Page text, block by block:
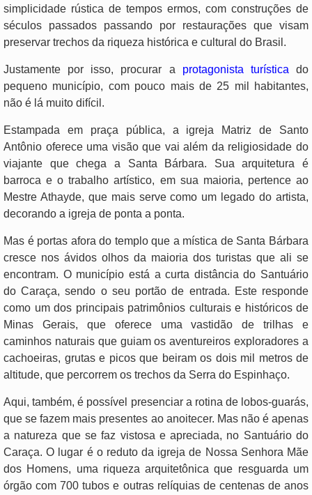
simplicidade rústica de tempos ermos, com construções de
séculos passados passando por restaurações que visam
preservar trechos da riqueza histórica e cultural do Brasil.
Justamente por isso, procurar a protagonista turística do
pequeno município, com pouco mais de 25 mil habitantes,
não é lá muito difícil.
Estampada em praça pública, a igreja Matriz de Santo
Antônio oferece uma visão que vai além da religiosidade do
viajante que chega a Santa Bárbara. Sua arquitetura é
barroca e o trabalho artístico, em sua maioria, pertence ao
Mestre Athayde, que mais serve como um legado do artista,
decorando a igreja de ponta a ponta.
Mas é portas afora do templo que a mística de Santa Bárbara
cresce nos ávidos olhos da maioria dos turistas que ali se
encontram. O município está a curta distância do Santuário
do Caraça, sendo o seu portão de entrada. Este responde
como um dos principais patrimônios culturais e históricos de
Minas Gerais, que oferece uma vastidão de trilhas e
caminhos naturais que guiam os aventureiros exploradores a
cachoeiras, grutas e picos que beiram os dois mil metros de
altitude, que percorrem os trechos da Serra do Espinhaço.
Aqui, também, é possível presenciar a rotina de lobos-guarás,
que se fazem mais presentes ao anoitecer. Mas não é apenas
a natureza que se faz vistosa e apreciada, no Santuário do
Caraça. O lugar é o reduto da igreja de Nossa Senhora Mãe
dos Homens, uma riqueza arquitetônica que resguarda um
órgão com 700 tubos e outras relíquias de centenas de anos